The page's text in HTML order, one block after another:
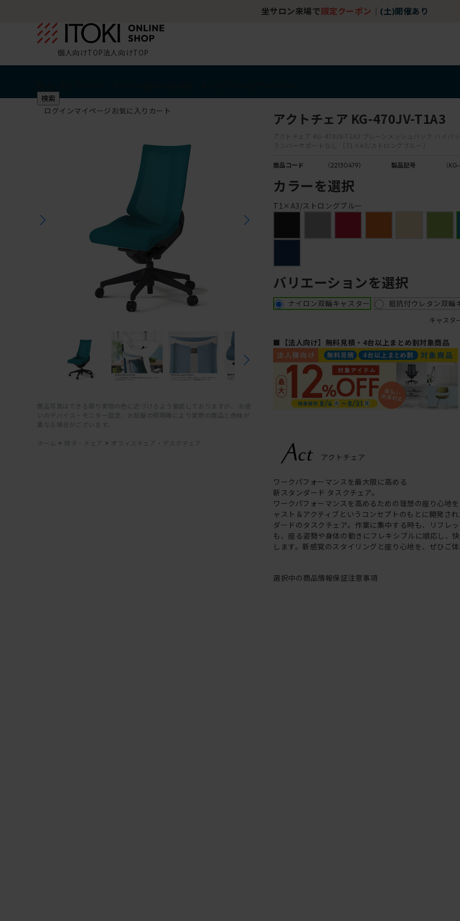
チェア体験シ
個人向けTOP法人向けTOP
検索
ログインマイページ お気に入り カート
商品写真はできる限り実物の色に近づけるよう徹底しておりますが、 お使
いのデバイス・モニター設定、お部屋の照明等により実際の商品と色味が
異なる場合がございます。
ホーム > 椅子・チェア > オフィスチェア・デスクチェア
アクトチェア KG-470JV-T1A3
アクトチェア KG-470JV-T1A3 プレーンメッシュバック ハイバッ
ランバーサポートなし ［T1×A3/ストロングブルー］
商品コード （22130479） 製品記号 （
カラーを選択
T1×A3/ストロングブルー
バリエーションを選択
ナイロン双輪キャスター 抵抗付ウレタン双輪
キャスタ
■【法人向け】無料見積・4台以上まとめ割対象商品
ワークパフォーマンスを最大限に高める
新スタンダード タスクチェア。
ワークパフォーマンスを高めるための理想の座り心地
ャスト＆アクティブというコンセプトのもとに開発さ
ダードのタスクチェア。作業に集中する時も、リフレ
も、座る姿勢や身体の動きにフレキシブルに順応し、
します。新感覚のスタイリングと座り心地を、ぜひご体
選択中の商品情報保証注意事項